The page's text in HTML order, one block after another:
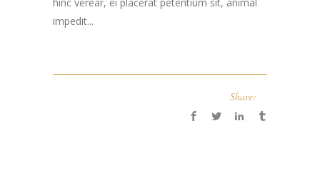
impedit...
Share: